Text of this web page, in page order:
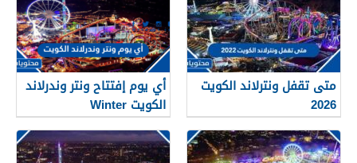
متى تقفل ونترلاند الكويت
2026
أي يوم إفتتاح ونتر وندرلاند
الكويت Winter
Wonderland Kuwait 2026